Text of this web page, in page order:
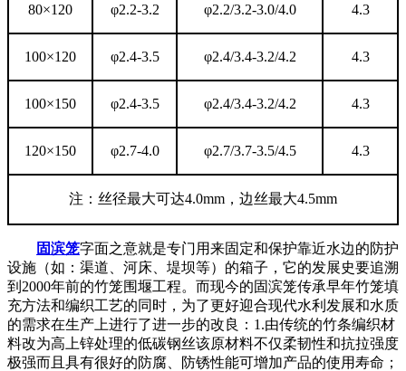
80×120 φ2.2-3.2 φ2.2/3.2-3.0/4.0 4.3
100×120 φ2.4-3.5 φ2.4/3.4-3.2/4.2 4.3
100×150 φ2.4-3.5 φ2.4/3.4-3.2/4.2 4.3
120×150 φ2.7-4.0 φ2.7/3.7-3.5/4.5 4.3
注：丝径最大可达4.0mm，边丝最大4.5mm
固滨笼字面之意就是专门用来固定和保护靠近水边的防护
设施（如：渠道、河床、堤坝等）的箱子，它的发展史要追溯
到2000年前的竹笼围堰工程。而现今的固滨笼传承早年竹笼填
充方法和编织工艺的同时，为了更好迎合现代水利发展和水质
的需求在生产上进行了进一步的改良：1.由传统的竹条编织材
料改为高上锌处理的低碳钢丝该原材料不仅柔韧性和抗拉强度
极强而且具有很好的防腐、防锈性能可增加产品的使用寿命；